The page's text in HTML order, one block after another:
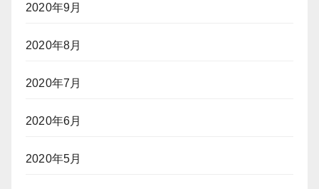
2020年9月
2020年8月
2020年7月
2020年6月
2020年5月